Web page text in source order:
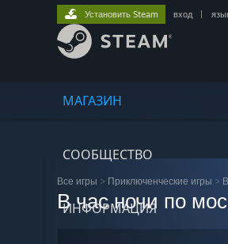
МАГАЗИН
СООБЩЕСТВО
ИНФОРМАЦИЯ
Установить Steam вход
Все игры > Приключенческие игры >
В час ночи по